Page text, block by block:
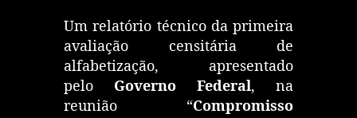
Um relatório técnico da primeira
avaliação censitária de
alfabetização, apresentado
pelo Governo Federal, na
reunião “Compromisso